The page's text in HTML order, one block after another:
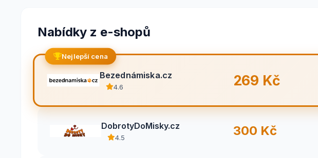
Nabídky z e-shopů
Nejlepší cena
Bezednámiska.cz
4.6 269 Kč
DobrotyDoMisky.cz
4.5 300 Kč